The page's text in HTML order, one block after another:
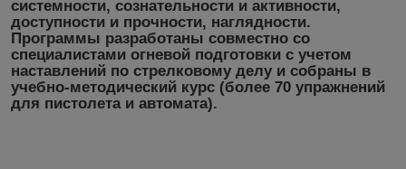
системности, сознательности и активности,
доступности и прочности, наглядности.
Программы разработаны совместно со
специалистами огневой подготовки с учетом
наставлений по стрелковому делу и собраны в
учебно-методический курс (более 70 упражнений
для пистолета и автомата).